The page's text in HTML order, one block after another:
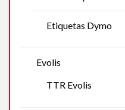
Etiquetas Dymo
Evolis
TTR Evolis